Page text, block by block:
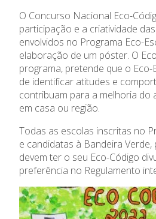
O Concurso Nacional Eco-
participação e a criatividade
envolvidos no Programa Eco-
elaboração de um póster. O
programa, pretende que o
de identificar atitudes e
contribuam para a melhoria do
em casa ou região.
Todas as escolas inscritas no
e candidatas à Bandeira
devem ter o seu Eco-Código
preferência no Regulamento